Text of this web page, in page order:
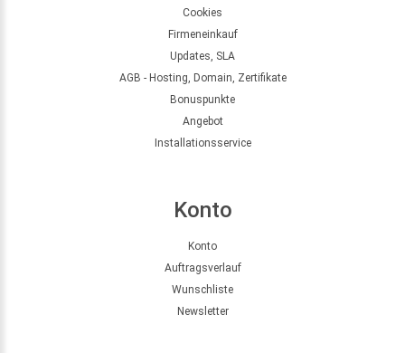
Cookies
Firmeneinkauf
Updates, SLA
AGB - Hosting, Domain, Zertifikate
Bonuspunkte
Angebot
Installationsservice
Konto
Konto
Auftragsverlauf
Wunschliste
Newsletter